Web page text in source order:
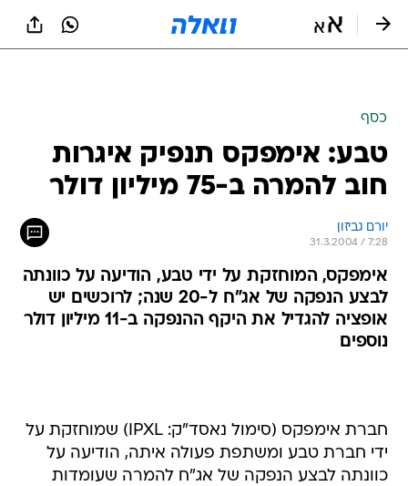
כסף
טבע: אימפקס תנפיק איגרות
חוב להמרה ב-75 מיליון דולר
יורם גביזון
31.3.2004 / 7:28
אימפקס, המוחזקת על ידי טבע, הודיעה על כוונתה
לבצע הנפקה של אג"ח ל-20 שנה; לרוכשים יש
אופציה להגדיל את היקף ההנפקה ב-11 מיליון דולר
נוספים
חברת אימפקס (סימול נאסד"ק: IPXL) שמוחזקת על
ידי חברת טבע ומשתפת פעולה איתה, הודיעה על
כוונתה לבצע הנפקה של אג"ח להמרה שעומדות